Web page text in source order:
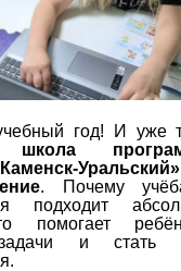
год! И уже
школа
. Почему
подходит
помогает
и стать